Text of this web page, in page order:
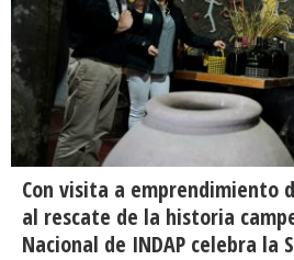
Con visita a emprendimiento
al rescate de la historia
Nacional de INDAP celebra la